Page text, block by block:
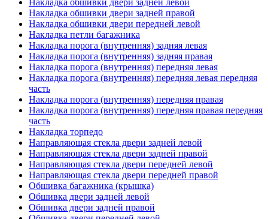
Накладка обшивки двери задней правой
Накладка обшивки двери передней левой
Накладка петли багажника
Накладка порога (внутренняя) задняя левая
Накладка порога (внутренняя) задняя правая
Накладка порога (внутренняя) передняя левая
Накладка порога (внутренняя) передняя левая передняя
часть
Накладка порога (внутренняя) передняя правая
Накладка порога (внутренняя) передняя правая передняя
часть
Накладка торпедо
Направляющая стекла двери задней левой
Направляющая стекла двери задней правой
Направляющая стекла двери передней левой
Направляющая стекла двери передней правой
Обшивка багажника (крышка)
Обшивка двери задней левой
Обшивка двери задней правой